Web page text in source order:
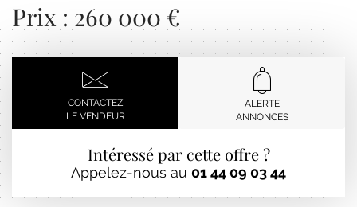
Prix : 260 000 €
CONTACTEZ
LE VENDEUR
ALERTE
ANNONCES
Intéressé par cette offre ?
Appelez-nous au 01 44 09 03 44